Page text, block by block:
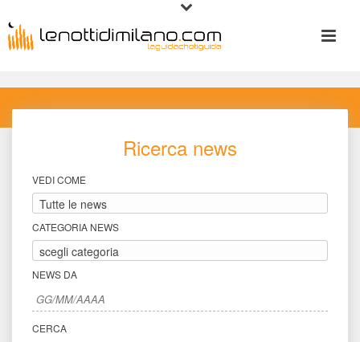
Ricerca new
VEDI COME
CATEGORIA NEWS
NEWS DA
CERCA